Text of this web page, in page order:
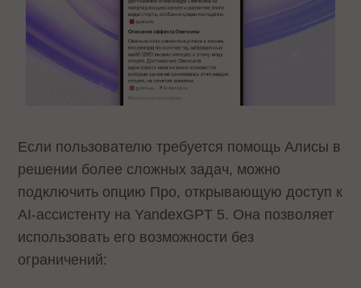
Если пользователю требуется помощь Алисы в
решении более сложных задач, можно
подключить опцию Про, открывающую доступ к
AI-ассистенту на YandexGPT 5. Она позволяет
использовать его возможности без
ограничений: